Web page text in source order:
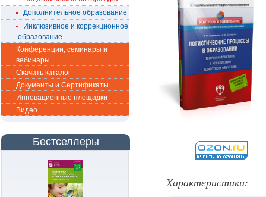
Дополнительное образование
Инклюзивное и коррекционное
образование
Конференции, семинары и
вебинары
Скачать каталог
Документы и Сертификаты
Инновационные площадки
Видео
Бестселлеры
Xарактеристики: